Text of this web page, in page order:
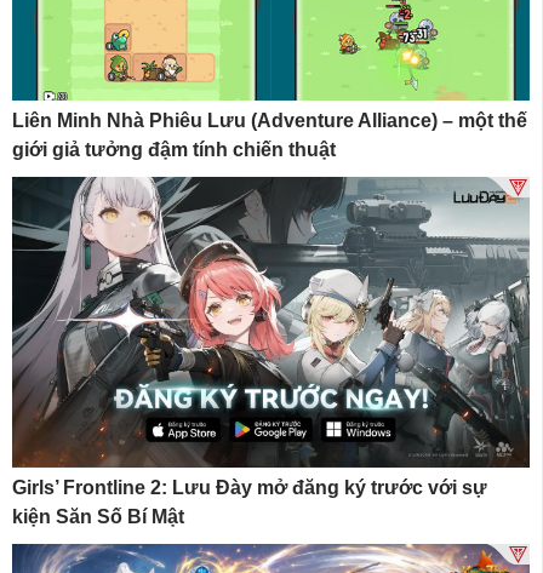
Liên Minh Nhà Phiêu Lưu (Adventure Alliance) – một thế
giới giả tưởng đậm tính chiến thuật
Girls’ Frontline 2: Lưu Đày mở đăng ký trước với sự
kiện Săn Số Bí Mật